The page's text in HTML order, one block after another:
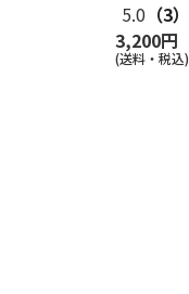
5.0 （3）
3,200円
(送料・税込)